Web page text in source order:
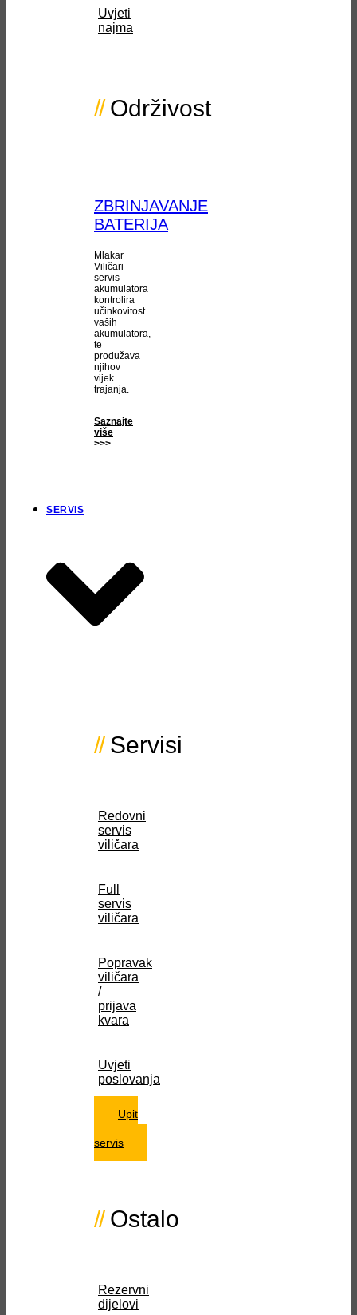
Uvjeti
najma
Održivost
ZBRINJAVANJE
BATERIJA
Mlakar
Viličari
servis
akumulatora
kontrolira
učinkovitost
vaših
akumulatora,
te
produžava
njihov
vijek
trajanja.
Saznajte
više
>>>
SERVIS
Servisi
Redovni
servis
viličara
Full
servis
viličara
Popravak
viličara
/
prijava
kvara
Uvjeti
poslovanja
Upit
servis
Ostalo
Rezervni
dijelovi